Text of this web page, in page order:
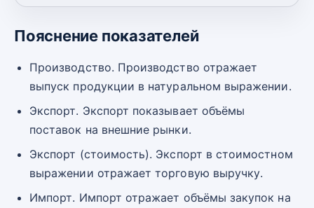
Пояснение показателей
Производство. Производство отражает
выпуск продукции в натуральном выражении.
Экспорт. Экспорт показывает объёмы
поставок на внешние рынки.
Экспорт (стоимость). Экспорт в стоимостном
выражении отражает торговую выручку.
Импорт. Импорт отражает объёмы закупок на